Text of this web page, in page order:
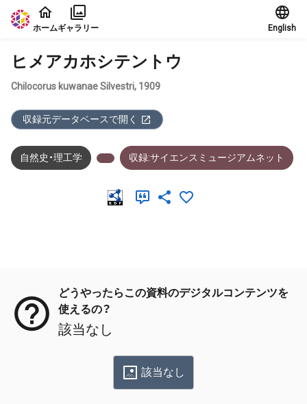
本文に飛ぶ
ホームギャラリー English
ヒメアカホシテントウ
Chilocorus kuwanae Silvestri, 1909
収録元データベースで開く
自然史・理工学 収録:サイエンスミュージアムネット
どうやったらこの資料のデジタルコンテンツを
使えるの？
該当なし
該当なし